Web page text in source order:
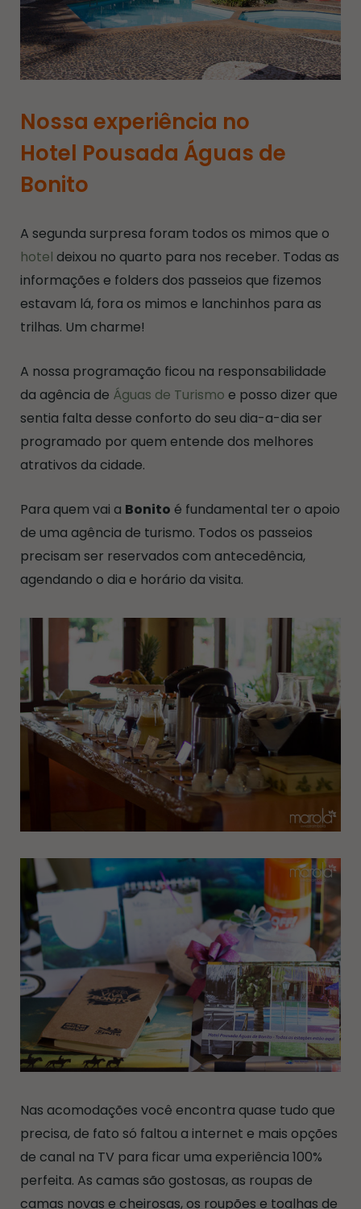
Nossa experiência no
Hotel Pousada Águas de
Bonito
A segunda surpresa foram todos os mimos que o
hotel deixou no quarto para nos receber. Todas as
informações e folders dos passeios que fizemos
estavam lá, fora os mimos e lanchinhos para as
trilhas. Um charme!
A nossa programação ficou na responsabilidade
da agência de Águas de Turismo e posso dizer que
sentia falta desse conforto do seu dia-a-dia ser
programado por quem entende dos melhores
atrativos da cidade.
Para quem vai a Bonito é fundamental ter o apoio
de uma agência de turismo. Todos os passeios
precisam ser reservados com antecedência,
agendando o dia e horário da visita.
Nas acomodações você encontra quase tudo que
precisa, de fato só faltou a internet e mais opções
de canal na TV para ficar uma experiência 100%
perfeita. As camas são gostosas, as roupas de
camas novas e cheirosas, os roupões e toalhas de